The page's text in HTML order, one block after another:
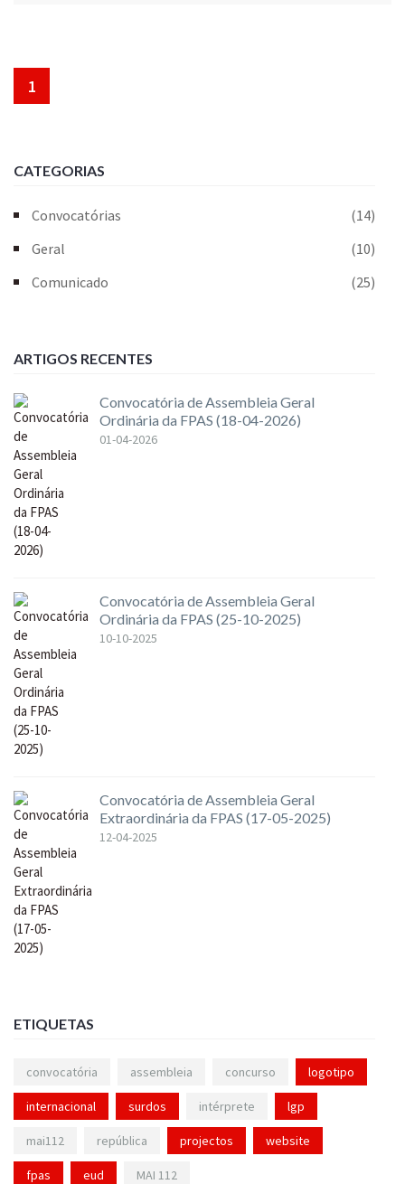
1
CATEGORIAS
Convocatórias
(14)
Geral
(10)
Comunicado
(25)
ARTIGOS RECENTES
Convocatória de Assembleia Geral
Ordinária da FPAS (18-04-2026)
01-04-2026
Convocatória de Assembleia Geral
Ordinária da FPAS (25-10-2025)
10-10-2025
Convocatória de Assembleia Geral
Extraordinária da FPAS (17-05-2025)
12-04-2025
ETIQUETAS
convocatória assembleia concurso logotipo
internacional surdos intérprete lgp
mai112 república projectos website
fpas eud MAI 112